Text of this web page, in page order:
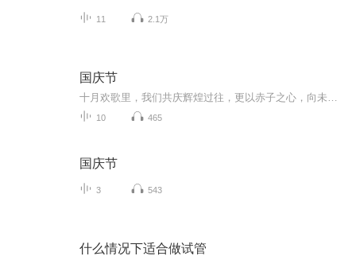
11 2.1万
国庆节
10 465
国庆节
3 543
什么情况下适合做试管